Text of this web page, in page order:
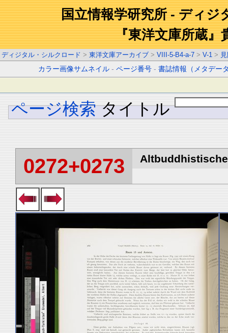
国立情報学研究所 - ディジ
『東洋文庫所蔵』
ディジタル・シルクロード > 東洋文庫アーカイブ > VIII-5-B4-a-7 > V-1 >
カラー画像サムネイル -ページ番号 -書誌情報（メタデー
ページ検索 タイトル
0272+0273